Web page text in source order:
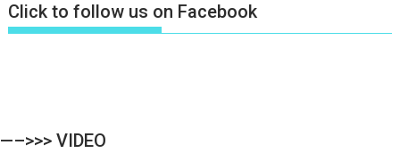
Click to follow us on Facebook
—–>>> VIDEO